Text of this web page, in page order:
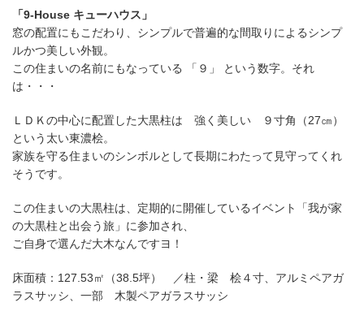
「9-House キューハウス」
窓の配置にもこだわり、シンプルで普遍的な間取りによるシンプ
ルかつ美しい外観。
この住まいの名前にもなっている 「９」 という数字。それ
は・・・
ＬＤＫの中心に配置した大黒柱は 強く美しい ９寸角（27㎝）
という太い東濃桧。
家族を守る住まいのシンボルとして長期にわたって見守ってくれ
そうです。
この住まいの大黒柱は、定期的に開催しているイベント「我が家
の大黒柱と出会う旅」に参加され、
ご自身で選んだ大木なんですヨ！
床面積：127.53㎡（38.5坪） ／柱・梁 桧４寸、アルミペアガ
ラスサッシ、一部 木製ペアガラスサッシ